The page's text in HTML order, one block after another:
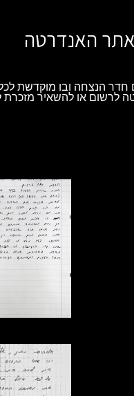
האנדרטה
הנצחה ובו מוקדשת
לרשום או להשאיר מזכרת